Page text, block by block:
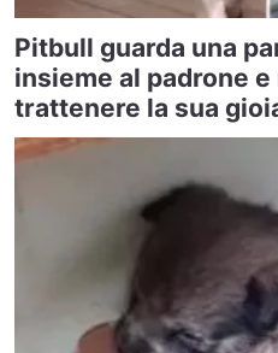
Pitbull guarda una
insieme al padrone
trattenere la sua